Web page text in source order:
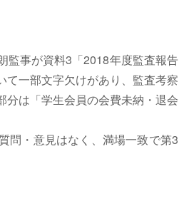
監事が資料3「2018年度監査報告
一部文字欠けがあり、監査考察
分は「学生会員の会費未納・退会
問・意見はなく、満場一致で第3